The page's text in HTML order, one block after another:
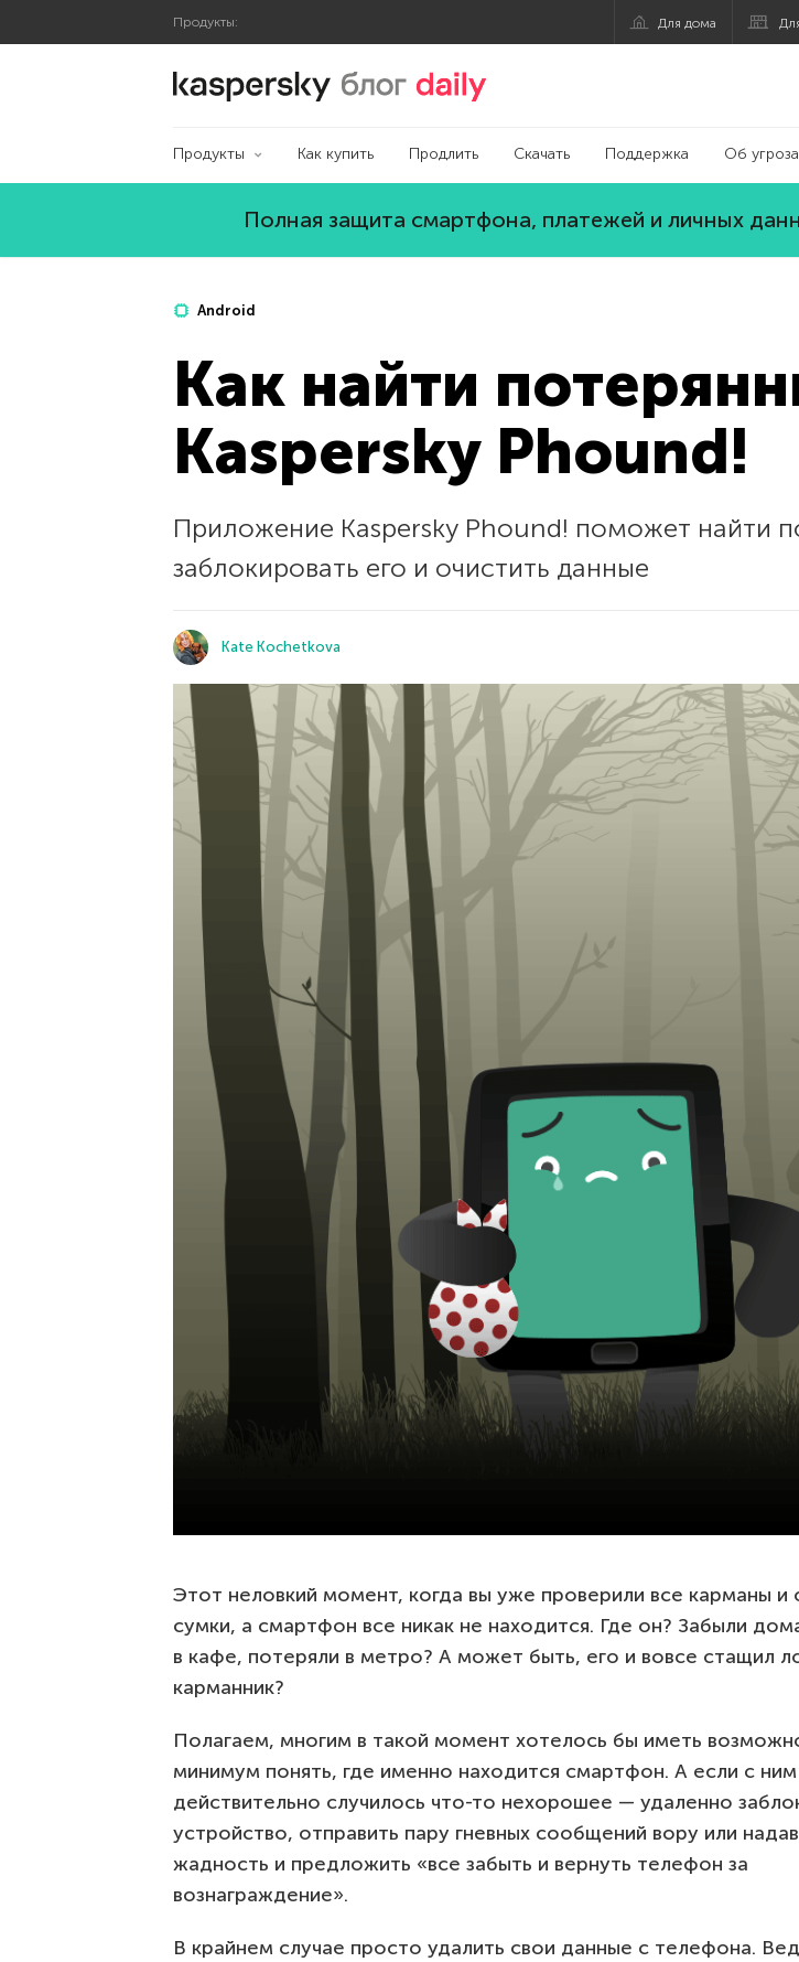
Продукты: Для дома
Блог Касперского
Продукты Как купить Продлить Скачать Поддержка Об
Полная защита смартфона, платежей и личных
Android
Как найти
Kaspersky Phound!
Приложение Kaspersky Phound! поможет найти
заблокировать его и очистить данные
Kate Kochetkova
Этот неловкий момент, когда вы уже проверили все карманы и
сумки, а смартфон все никак не находится. Где он? Забыли
в кафе, потеряли в метро? А может быть, его и вовсе стащил
карманник?
Полагаем, многим в такой момент хотелось бы иметь
минимум понять, где именно находится смартфон. А если с ним
действительно случилось что-то нехорошее — удаленно
устройство, отправить пару гневных сообщений вору или
жадность и предложить «все забыть и вернуть телефон за
вознаграждение».
В крайнем случае просто удалить свои данные с телефона.